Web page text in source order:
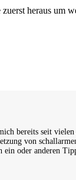
heraus um
bereits seit vielen
von
ein oder anderen